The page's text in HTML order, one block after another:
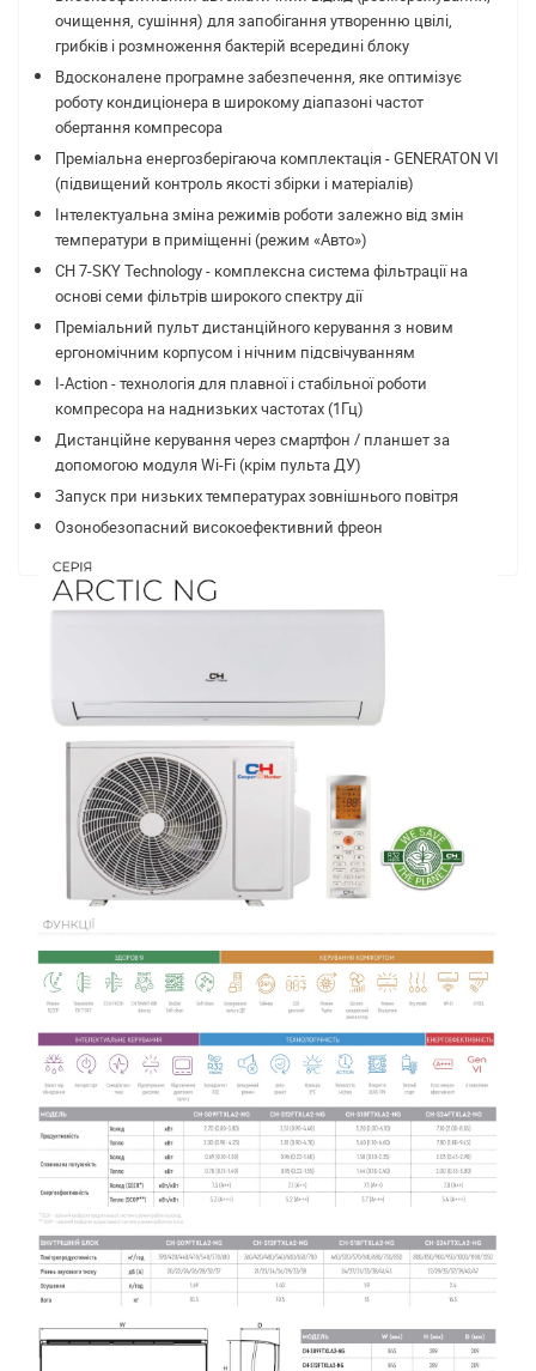
очищення, сушіння) для запобігання утворенню цвілі,
грибків і розмноження бактерій всередині блоку
Вдосконалене програмне забезпечення, яке оптимізує
роботу кондиціонера в широкому діапазоні частот
обертання компресора
Преміальна енергозберігаюча комплектація - GENERATON VI
(підвищений контроль якості збірки і матеріалів)
Інтелектуальна зміна режимів роботи залежно від змін
температури в приміщенні (режим «Авто»)
CH 7-SKY Technology - комплексна система фільтрації на
основі семи фільтрів широкого спектру дії
Преміальний пульт дистанційного керування з новим
ергономічним корпусом і нічним підсвічуванням
I-Action - технологія для плавної і стабільної роботи
компресора на наднизьких частотах (1Гц)
Дистанційне керування через смартфон / планшет за
допомогою модуля Wi-Fi (крім пульта ДУ)
Запуск при низьких температурах зовнішнього повітря
Озонобезопасний високоефективний фреон